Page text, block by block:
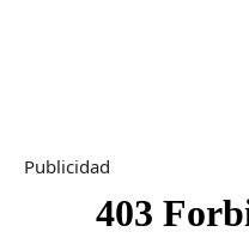
Publicidad